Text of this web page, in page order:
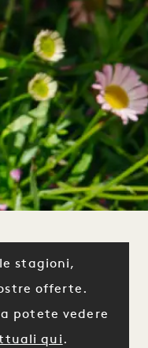
stagioni,
offerte.
potete vedere
qui .